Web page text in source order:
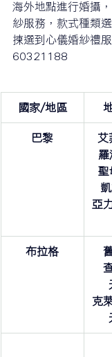
海外地點進行婚攝
紗服務，款式種類
揀選到心儀婚紗禮
60321188
國家/地區
巴黎
艾
亞
布拉格
克